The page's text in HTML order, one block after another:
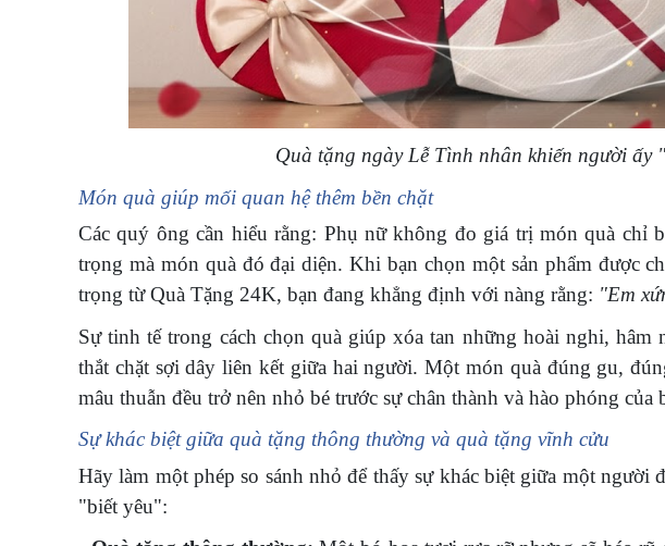
Quà tặng ngày Lễ Tình nhân khiến người ấy
Món quà giúp mối quan hệ thêm bền chặt
Các quý ông cần hiểu rằng: Phụ nữ không đo giá trị món quà chỉ
trọng mà món quà đó đại diện. Khi bạn chọn một sản phẩm được
trọng từ Quà Tặng 24K, bạn đang khẳng định với nàng rằng: "Em
Sự tinh tế trong cách chọn quà giúp xóa tan những hoài nghi,
thắt chặt sợi dây liên kết giữa hai người. Một món quà đúng gu,
mâu thuẫn đều trở nên nhỏ bé trước sự chân thành và hào phóng của
Sự khác biệt giữa quà tặng thông thường và quà tặng vĩnh cửu
Hãy làm một phép so sánh nhỏ để thấy sự khác biệt giữa một
"biết yêu":